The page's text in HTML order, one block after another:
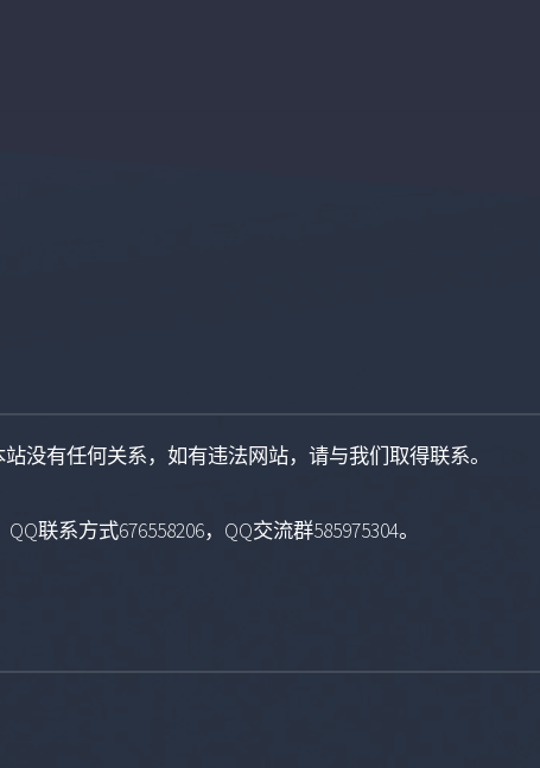
没有任何关系，如有违法网站，请与我们取得联系。
QQ联系方式676558206，QQ交流群585975304。